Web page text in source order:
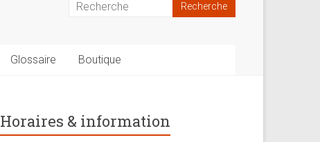
Glossaire Boutique
Horaires & information